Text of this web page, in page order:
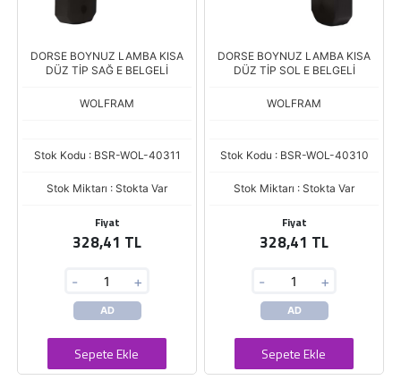
DORSE BOYNUZ LAMBA KISA
DÜZ TİP SAĞ E BELGELİ
WOLFRAM
Stok Kodu : BSR-WOL-40311
Stok Miktarı : Stokta Var
Fiyat
328,41 TL
- +
AD
Sepete Ekle
DORSE BOYNUZ LAMBA KISA
DÜZ TİP SOL E BELGELİ
WOLFRAM
Stok Kodu : BSR-WOL-40310
Stok Miktarı : Stokta Var
Fiyat
328,41 TL
- +
AD
Sepete Ekle